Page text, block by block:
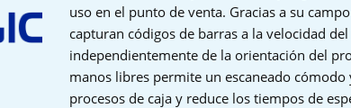
uso en el punto de venta. Gracias a su
capturan códigos de barras a la velocidad
independientemente de la orientación del
manos libres permite un escaneado
procesos de caja y reduce los tiempos de